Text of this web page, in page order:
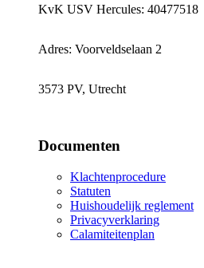
KvK USV Hercules: 40477518
Adres: Voorveldselaan 2
3573 PV, Utrecht
Documenten
Klachtenprocedure
Statuten
Huishoudelijk reglement
Privacyverklaring
Calamiteitenplan